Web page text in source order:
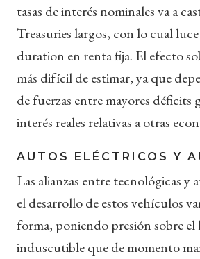
tasas de interés nominales va a
Treasuries largos, con lo cual
duration en renta fija. El efecto
más difícil de estimar, ya que
de fuerzas entre mayores déficits
interés reales relativas a otras
AUTOS ELÉCTRICOS Y
Las alianzas entre tecnológicas y
el desarrollo de estos vehículos
forma, poniendo presión sobre el
induscutible que de momento